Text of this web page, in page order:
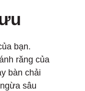
bạn.
răng của
bàn chải
sâu